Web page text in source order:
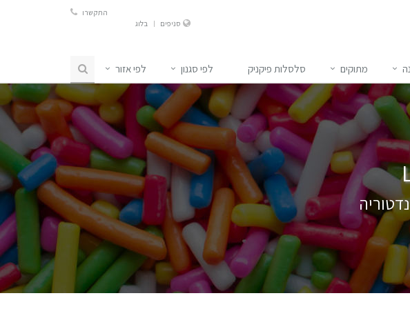
התקשרו
סניפים
בלוג
מתוקים סלסלות פיקניק לפי סגנון לפי אזור